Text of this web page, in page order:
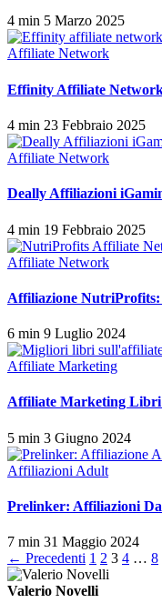
4 min 5 Marzo 2025
Affiliate Network
Effinity Affiliate
4 min 23 Febbraio 2025
Affiliate Network
Deally Affiliazioni
4 min 19 Febbraio 2025
Affiliate Network
Affiliazione
6 min 9 Luglio 2024
Affiliate Marketing
Affiliate Marketing
5 min 3 Giugno 2024
Affiliazioni Adult
Prelinker: Affiliazioni
7 min 31 Maggio 2024
Paginazione
degli
← Precedenti 1 2 3 4 … 8
Valerio Novelli